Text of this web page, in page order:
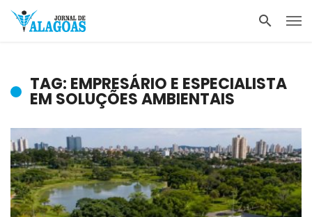
TAG: EMPRESÁRIO E ESPECIALISTA
EM SOLUÇÕES AMBIENTAIS